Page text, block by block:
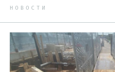
НОВОСТИ